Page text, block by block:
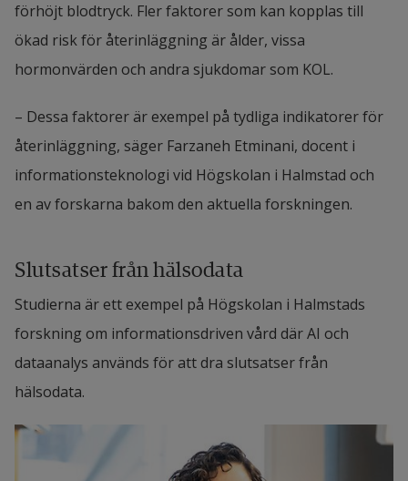
förhöjt blodtryck. Fler faktorer som kan kopplas till
ökad risk för återinläggning är ålder, vissa
hormonvärden och andra sjukdomar som KOL.
– Dessa faktorer är exempel på tydliga indikatorer för
återinläggning, säger Farzaneh Etminani, docent i
informationsteknologi vid Högskolan i Halmstad och
en av forskarna bakom den aktuella forskningen.
Slutsatser från hälsodata
Studierna är ett exempel på Högskolan i Halmstads
forskning om informationsdriven vård där AI och
dataanalys används för att dra slutsatser från
hälsodata.